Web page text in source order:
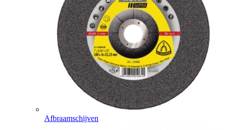
Afbraamschijven